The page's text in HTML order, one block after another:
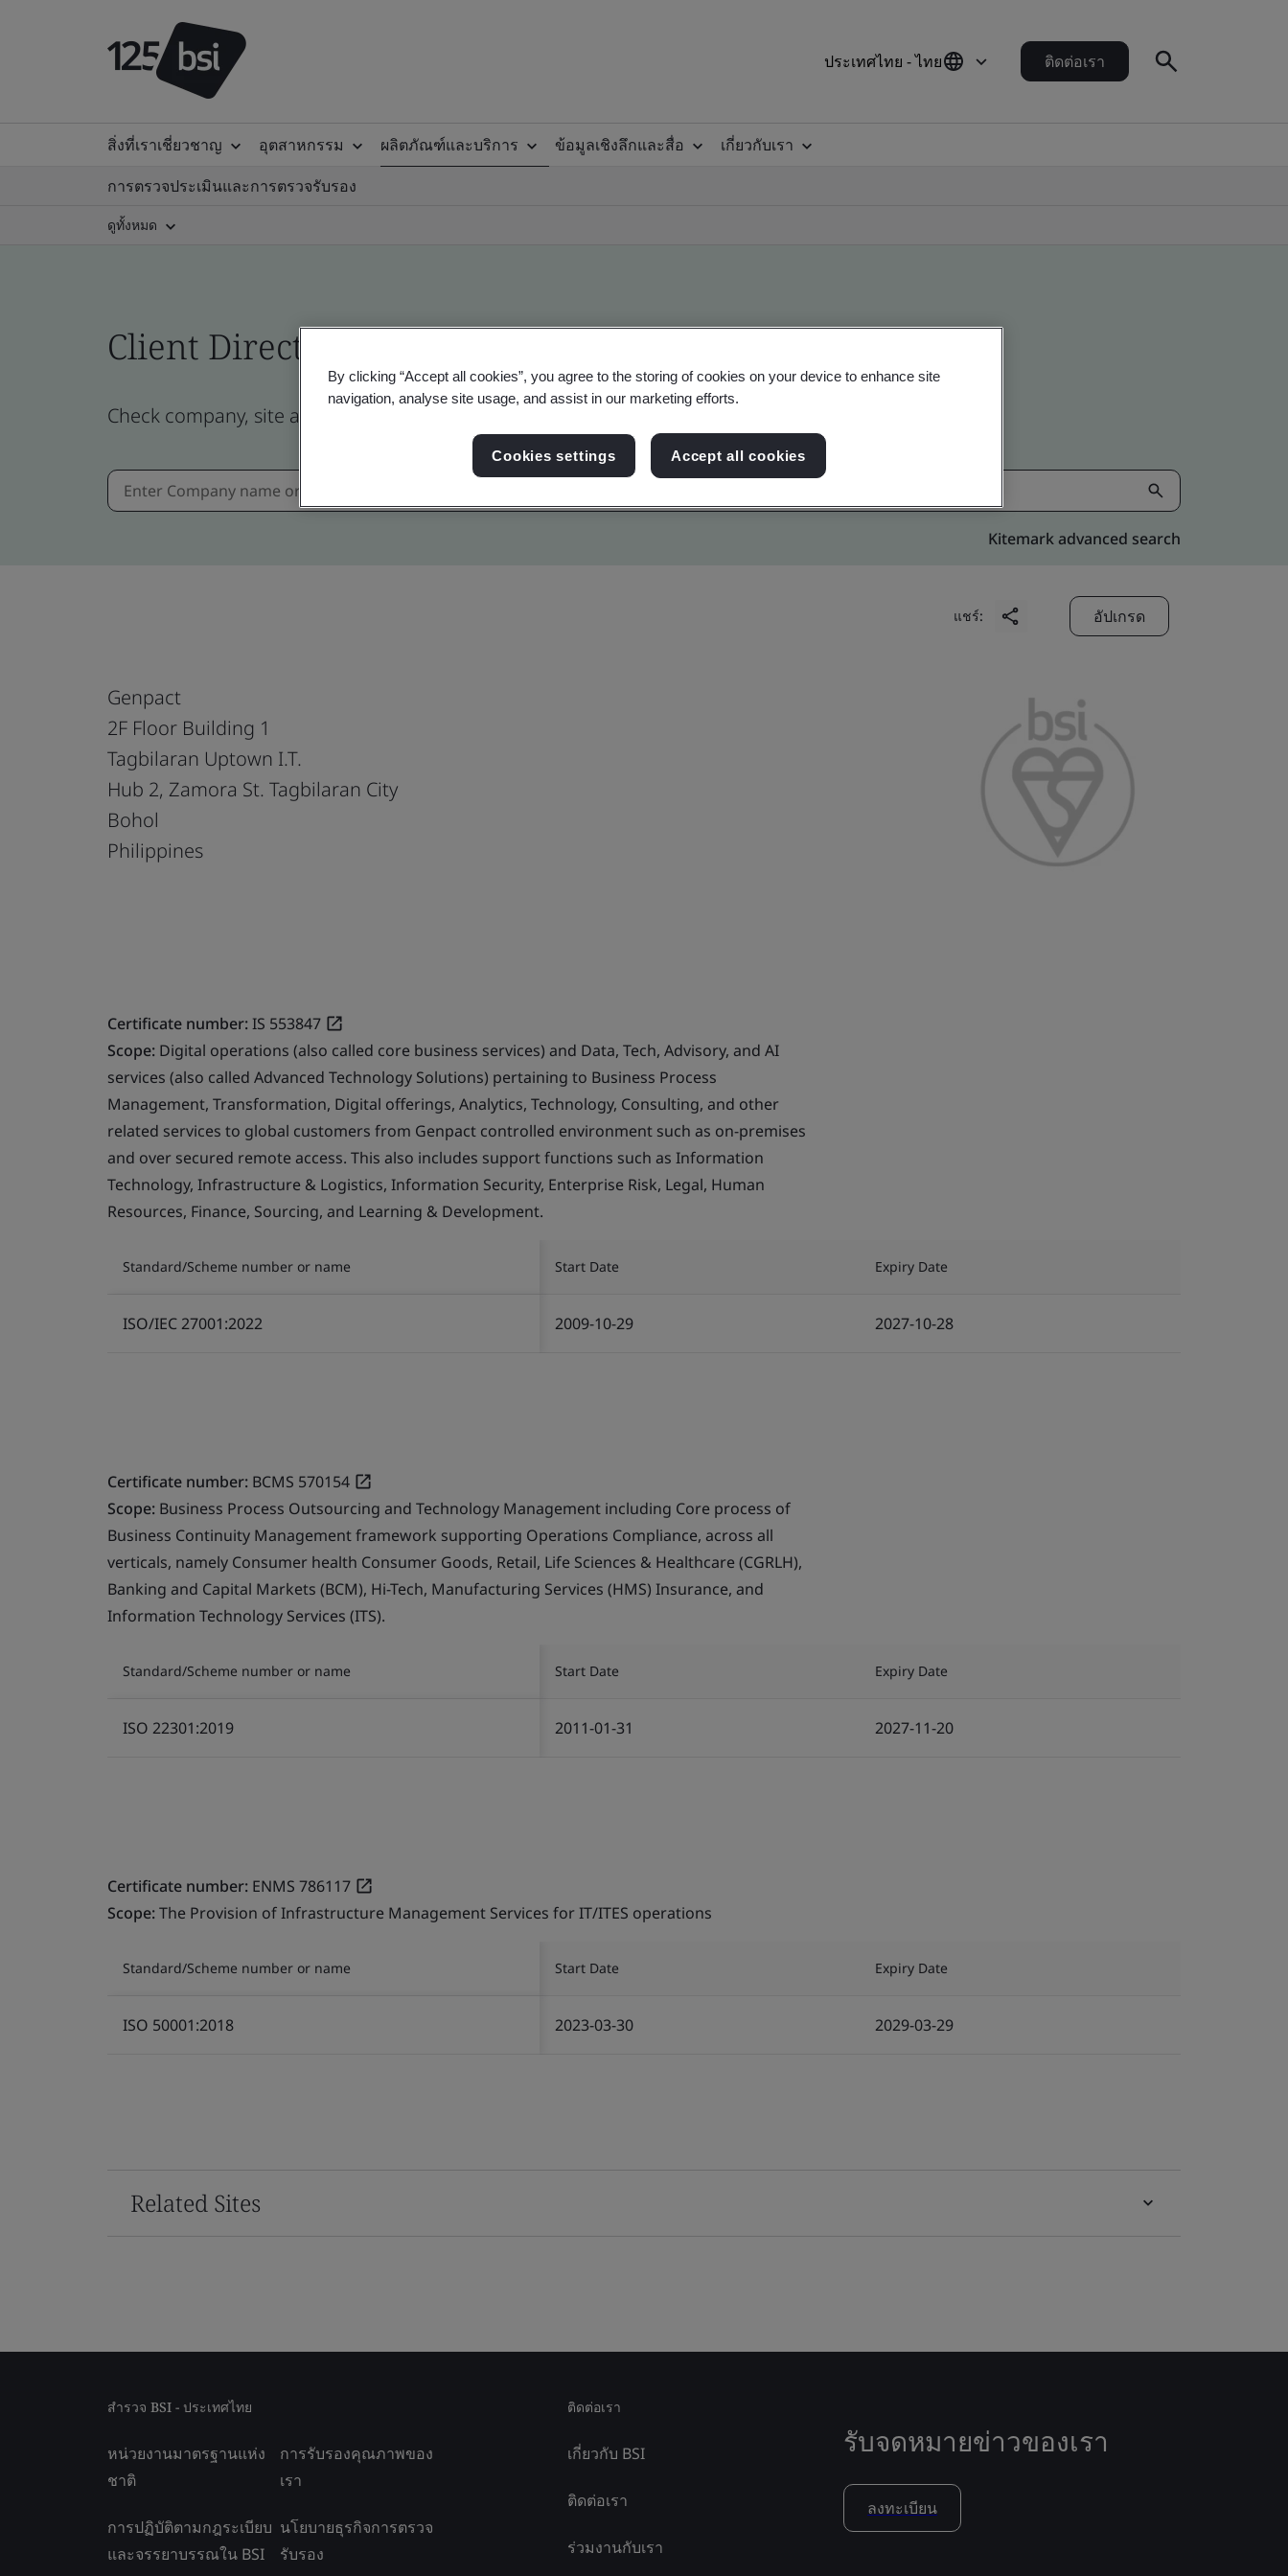
ประเทศไทย - ไทย ติดต่อเรา
สิ่งที่เราเชี่ยวชาญ อุตสาหกรรม ผลิตภัณฑ์และบริการ ข้อมูลเชิงลึกและสื่อ
เกี่ยวกับเรา
การตรวจประเมินและการตรวจรับรอง
ดูทั้งหมด
Client Directory profile
Check company, site and product certificates - Validation and Verification
Kitemark advanced search
แชร์: อัปเกรด
Genpact
2F Floor Building 1
Tagbilaran Uptown I.T.
Hub 2, Zamora St. Tagbilaran City
Bohol
Philippines
Certificate number:IS 553847
Scope: Digital operations (also called core business services) and Data, Tech, Advisory, and AI
services (also called Advanced Technology Solutions) pertaining to Business Process
Management, Transformation, Digital offerings, Analytics, Technology, Consulting, and other
related services to global customers from Genpact controlled environment such as on-premises
and over secured remote access. This also includes support functions such as Information
Technology, Infrastructure & Logistics, Information Security, Enterprise Risk, Legal, Human
Resources, Finance, Sourcing, and Learning & Development.
Standard/Scheme number or name Start Date Expiry Date
ISO/IEC 27001:2022 2009-10-29 2027-10-28
Certificate number: BCMS 570154
Scope: Business Process Outsourcing and Technology Management including Core process of
Business Continuity Management framework supporting Operations Compliance, across all
verticals, namely Consumer health Consumer Goods, Retail, Life Sciences & Healthcare (CGRLH),
Banking and Capital Markets (BCM), Hi-Tech, Manufacturing Services (HMS) Insurance, and
Information Technology Services (ITS).
Standard/Scheme number or name Start Date Expiry Date
ISO 22301:2019 2011-01-31 2027-11-20
Certificate number: ENMS 786117
Scope:The Provision of Infrastructure Management Services for IT/ITES operations
Standard/Scheme number or name Start Date Expiry Date
ISO 50001:2018 2023-03-30 2029-03-29
Related Sites
สำรวจ BSI - ประเทศไทย
หน่วยงานมาตรฐานแห่ง
ชาติ
การปฏิบัติตามกฎระเบียบ
และจรรยาบรรณใน BSI
การรับรองคุณภาพของ
เรา
นโยบายธุรกิจการตรวจ
รับรอง
ติดต่อเรา
เกี่ยวกับ BSI
ติดต่อเรา
ร่วมงานกับเรา
รับจดหมายข่าวของเรา
ลงทะเบียน
By clicking “Accept all cookies”, you agree to the storing of cookies on your device to enhance site
navigation, analyse site usage, and assist in our marketing efforts.
Cookies settings Accept all cookies